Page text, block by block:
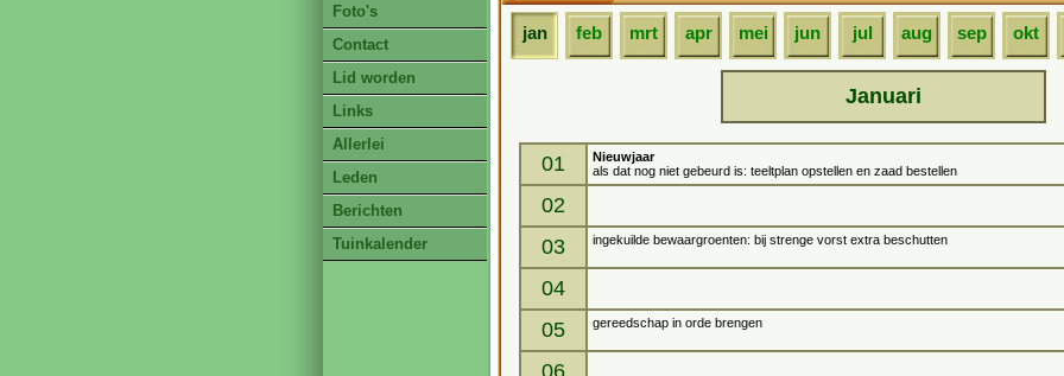
Foto's
Contact
Lid worden
Links
Allerlei
Leden
Berichten
Tuinkalender
jan feb mrt apr mei jun jul aug sep okt
Januari
01
Nieuwjaar
als dat nog niet gebeurd is: teeltplan opstellen en zaad bestellen
02
03
ingekuilde bewaargroenten: bij strenge vorst extra beschutten
04
05
gereedschap in orde brengen
06